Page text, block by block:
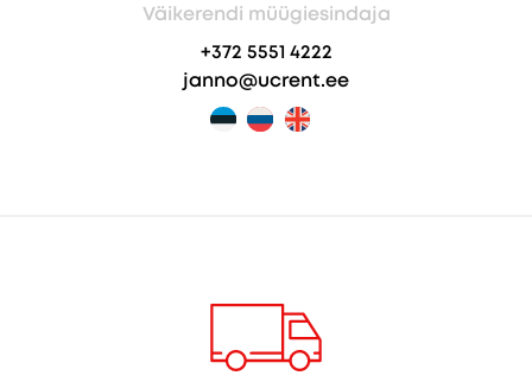
Väikerendi müügiesindaja
+372 5551 4222
janno@ucrent.ee